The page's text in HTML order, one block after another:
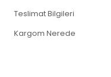
Teslimat Bilgileri
Kargom Nerede